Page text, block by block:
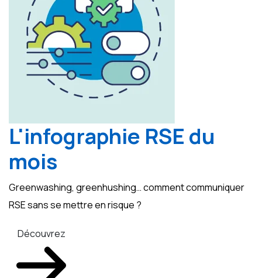
L'infographie RSE du
mois
Greenwashing, greenhushing… comment communiquer
RSE sans se mettre en risque ?
Découvrez